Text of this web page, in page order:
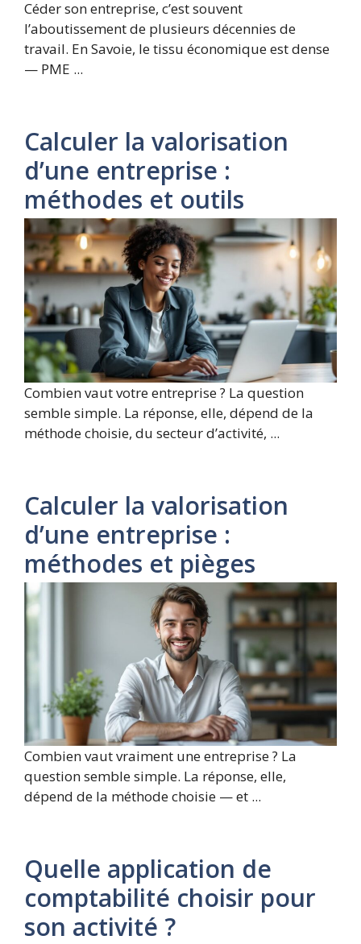
Céder son entreprise, c’est souvent
l’aboutissement de plusieurs décennies de
travail. En Savoie, le tissu économique est dense
— PME ...
Calculer la valorisation
d’une entreprise :
méthodes et outils
Combien vaut votre entreprise ? La question
semble simple. La réponse, elle, dépend de la
méthode choisie, du secteur d’activité, ...
Calculer la valorisation
d’une entreprise :
méthodes et pièges
Combien vaut vraiment une entreprise ? La
question semble simple. La réponse, elle,
dépend de la méthode choisie — et ...
Quelle application de
comptabilité choisir pour
son activité ?